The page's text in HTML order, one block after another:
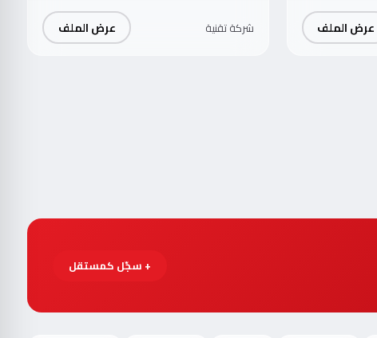
عرض الملف شركة تقنية عرض الملف
+ سجّل كمستقل